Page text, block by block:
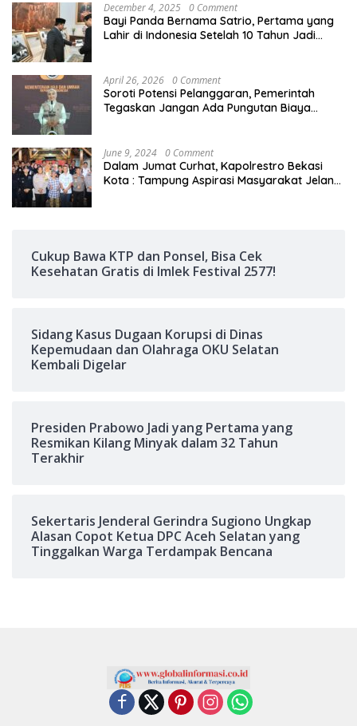
December 4, 2025 0 Comment
Bayi Panda Bernama Satrio, Pertama yang
Lahir di Indonesia Setelah 10 Tahun Jadi
April 26, 2026 0 Comment
Soroti Potensi Pelanggaran, Pemerintah
Tegaskan Jangan Ada Pungutan Biaya
June 9, 2024 0 Comment
Dalam Jumat Curhat, Kapolrestro Bekasi
Kota : Tampung Aspirasi Masyarakat Jelang
Cukup Bawa KTP dan Ponsel, Bisa Cek
Kesehatan Gratis di Imlek Festival 2577!
Sidang Kasus Dugaan Korupsi di Dinas
Kepemudaan dan Olahraga OKU Selatan
Kembali Digelar
Presiden Prabowo Jadi yang Pertama yang
Resmikan Kilang Minyak dalam 32 Tahun
Terakhir
Sekertaris Jenderal Gerindra Sugiono Ungkap
Alasan Copot Ketua DPC Aceh Selatan yang
Tinggalkan Warga Terdampak Bencana